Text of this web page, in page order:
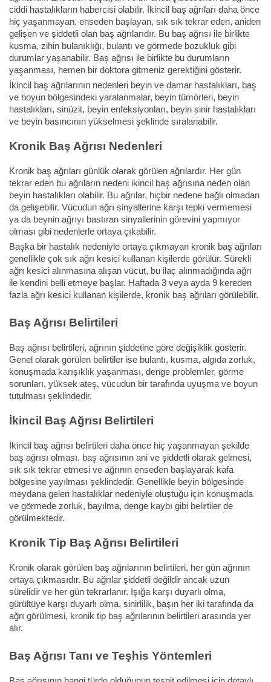
ciddi hastalıkların habercisi olabilir. İkincil baş ağrıları daha önce
hiç yaşanmayan, enseden başlayan, sık sık tekrar eden, aniden
gelişen ve şiddetli olan baş ağrılarıdır. Bu baş ağrısı ile birlikte
kusma, zihin bulanıklığı, bulantı ve görmede bozukluk gibi
durumlar yaşanabilir. Baş ağrısı ile birlikte bu durumların
yaşanması, hemen bir doktora gitmeniz gerektiğini gösterir.
İkincil baş ağrılarının nedenleri beyin ve damar hastalıkları, baş
ve boyun bölgesindeki yaralanmalar, beyin tümörleri, beyin
hastalıkları, sinüzit, beyin enfeksiyonları, beyin sinir hastalıkları
ve beyin basıncının yükselmesi şeklinde sıralanabilir.
Kronik Baş Ağrısı Nedenleri
Kronik baş ağrıları günlük olarak görülen ağrılardır. Her gün
tekrar eden bu ağrıların nedeni ikincil baş ağrısına neden olan
beyin hastalıkları olabilir. Bu ağrılar, hiçbir nedene bağlı olmadan
da gelişebilir. Vücudun ağrı sinyallerine karşı tepki vermemesi
ya da beynin ağrıyı bastıran sinyallerinin görevini yapmıyor
olması gibi nedenlerle ortaya çıkabilir.
Başka bir hastalık nedeniyle ortaya çıkmayan kronik baş ağrıları
genellikle çok sık ağrı kesici kullanan kişilerde görülür. Sürekli
ağrı kesici alınmasına alışan vücut, bu ilaç alınmadığında ağrı
ile kendini belli etmeye başlar. Haftada 3 veya ayda 9 kereden
fazla ağrı kesici kullanan kişilerde, kronik baş ağrıları görülebilir.
Baş Ağrısı Belirtileri
Baş ağrısı belirtileri, ağrının şiddetine göre değişiklik gösterir.
Genel olarak görülen belirtiler ise bulantı, kusma, algıda zorluk,
konuşmada karışıklık yaşanması, denge problemler, görme
sorunları, yüksek ateş, vücudun bir tarafında uyuşma ve boyun
tutulması şeklindedir.
İkincil Baş Ağrısı Belirtileri
İkincil baş ağrısı belirtileri daha önce hiç yaşanmayan şekilde
baş ağrısı olması, baş ağrısının ani ve şiddetli olarak gelmesi,
sık sık tekrar etmesi ve ağrının enseden başlayarak kafa
bölgesine yayılması şeklindedir. Genellikle beyin bölgesinde
meydana gelen hastalıklar nedeniyle oluştuğu için konuşmada
ve görmede zorluk, bayılma, denge kaybı gibi belirtiler de
görülmektedir.
Kronik Tip Baş Ağrısı Belirtileri
Kronik olarak görülen baş ağrılarının belirtileri, her gün ağrının
ortaya çıkmasıdır. Bu ağrılar şiddetli değildir ancak uzun
sürelidir ve her gün tekrarlanır. Işığa karşı duyarlı olma,
gürültüye karşı duyarlı olma, sinirlilik, başın her iki tarafında da
ağrı görülmesi, kronik tip baş ağrılarının belirtileri arasında yer
alır.
Baş Ağrısı Tanı ve Teşhis Yöntemleri